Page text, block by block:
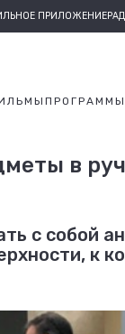
ПРИЛОЖЕНИЕ
ПРОГРАММЫ
в
с собой
к